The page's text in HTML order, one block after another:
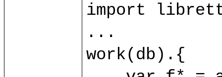
import
...
work(db).{